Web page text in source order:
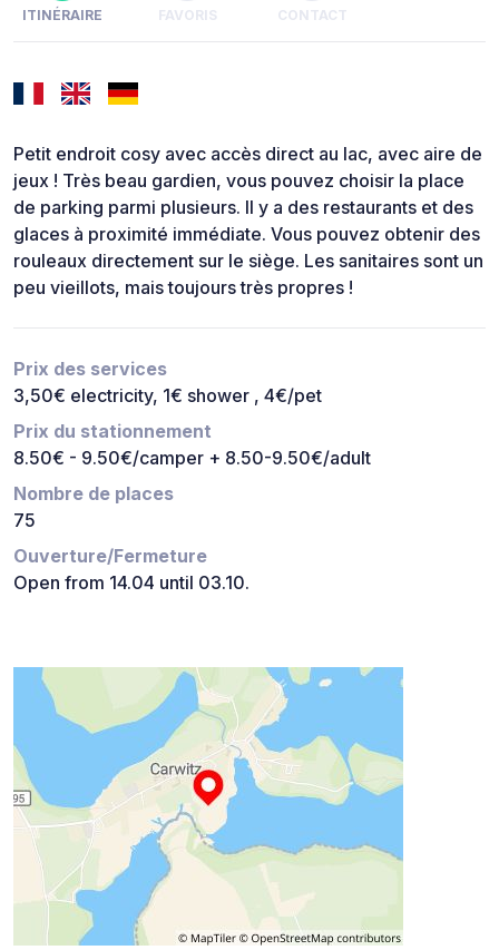
ITINÉRAIRE FAVORIS CONTACT
Petit endroit cosy avec accès direct au lac, avec aire de
jeux ! Très beau gardien, vous pouvez choisir la place
de parking parmi plusieurs. Il y a des restaurants et des
glaces à proximité immédiate. Vous pouvez obtenir des
rouleaux directement sur le siège. Les sanitaires sont un
peu vieillots, mais toujours très propres !
Prix des services
3,50€ electricity, 1€ shower , 4€/pet
Prix du stationnement
8.50€ - 9.50€/camper + 8.50-9.50€/adult
Nombre de places
75
Ouverture/Fermeture
Open from 14.04 until 03.10.